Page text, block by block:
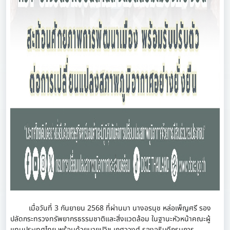
เมื่อวันที่ 3 กันยายน 2568 ที่ผ่านมา นางอรนุช หล่อเพ็ญศรี รอง
ปลัดกระทรวงทรัพยากรธรรมชาติและสิ่งแวดล้อม ในฐานะหัวหน้าคณะผู้